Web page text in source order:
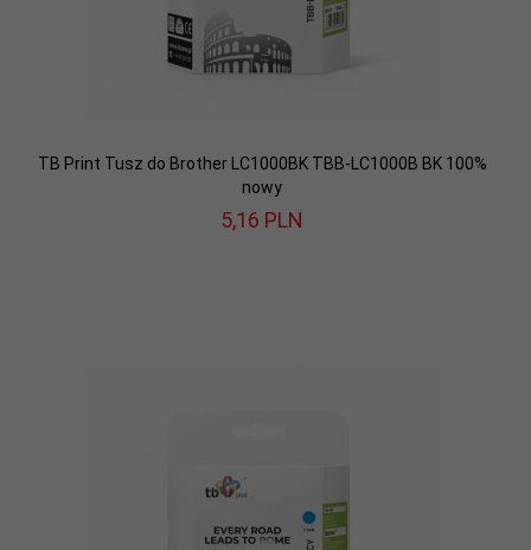
TB Print Tusz do Brother LC1000BK TBB-LC1000B BK 100%
nowy
5,16 PLN